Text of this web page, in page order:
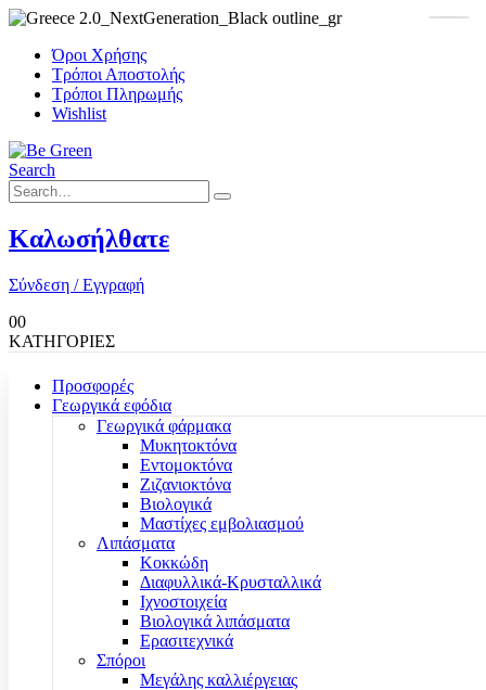
Όροι Χρήσης
Τρόποι Αποστολής
Τρόποι Πληρωμής
Wishlist
Search
Καλωσήλθατε
Σύνδεση / Εγγραφή
00
ΚΑΤΗΓΟΡΙΕΣ
Προσφορές
Γεωργικά εφόδια
Γεωργικά φάρμακα
Μυκητοκτόνα
Εντομοκτόνα
Ζιζανιοκτόνα
Βιολογικά
Μαστίχες εμβολιασμού
Λιπάσματα
Κοκκώδη
Διαφυλλικά-Κρυσταλλικά
Ιχνοστοιχεία
Βιολογικά λιπάσματα
Ερασιτεχνικά
Σπόροι
Μεγάλης καλλιέργειας